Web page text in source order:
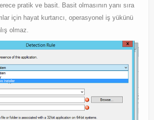
pratik ve basit. Basit olmasının yanı sıra
için hayat kurtarıcı, operasyonel iş yükünü
olmaz.